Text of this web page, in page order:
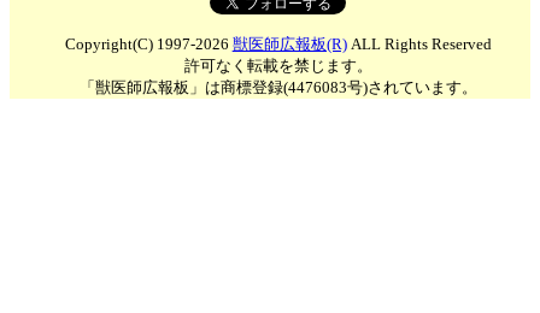
Copyright(C) 1997-2026 獣医師広報板(R)ALL Rights Reserved
許可なく転載を禁じます。
「獣医師広報板」は商標登録(4476083号)されています。